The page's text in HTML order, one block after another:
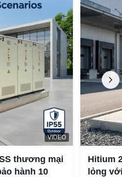
VIDEO
thương mại
hành 10
Hitium
lỏng